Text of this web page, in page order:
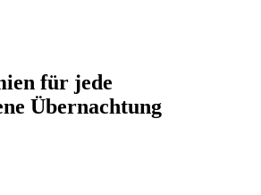
für jede
Übernachtung